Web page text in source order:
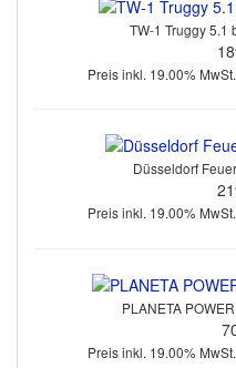
TW-1 Truggy 5.1
Preis inkl. 19.00%
Düsseldorf
Preis inkl. 19.00%
PLANETA
Preis inkl. 19.00%